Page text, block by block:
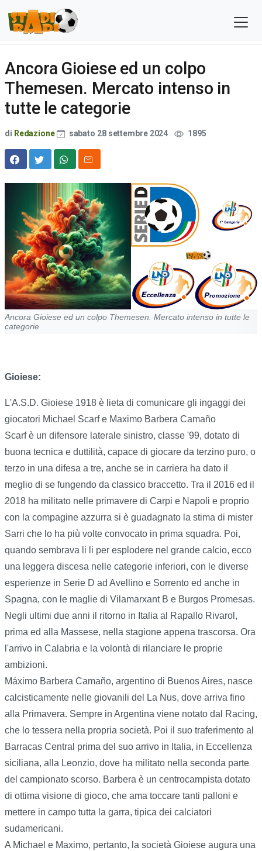
Ancora Gioiese ed un colpo
Themesen. Mercato intenso in
tutte le categorie
di Redazione sabato 28 settembre 2024 1895
Ancora Gioiese ed un colpo Themesen. Mercato intenso in tutte le
categorie
Gioiese:
L'A.S.D. Gioiese 1918 è lieta di comunicare gli ingaggi dei
giocatori Michael Scarf e Maximo Barbera Camaño
Scarf è un difensore laterale sinistro, classe '99, dotato di
buona tecnica e duttilità, capace di giocare da terzino puro, o
terzo in una difesa a tre, anche se in carriera ha dato il
meglio di se fungendo da classico braccetto. Tra il 2016 ed il
2018 ha militato nelle primavere di Carpi e Napoli e proprio
con la compagine azzurra si è guadagnato la stima di mister
Sarri che lo ha più volte convocato in prima squadra. Poi,
quando sembrava li li per esplodere nel grande calcio, ecco
una leggera discesa nelle categorie inferiori, con le diverse
esperienze in Serie D ad Avellino e Sorrento ed anche in
Spagna, con le maglie di Vilamarxant B e Burgos Promesas.
Negli ultimi due anni il ritorno in Italia al Rapallo Rivarol,
prima ed alla Massese, nella stagione appena trascorsa. Ora
l'arrivo in Calabria e la volontà di rilanciare le proprie
ambizioni.
Máximo Barbera Camaño, argentino di Buenos Aires, nasce
calcisticamente nelle giovanili del La Nus, dove arriva fino
alla Primavera. Sempre in Argentina viene notato dal Racing,
che lo tessera nella propria società. Poi il suo traferimento al
Barracas Central prima del suo arrivo in Italia, in Eccellenza
siciliana, alla Leonzio, dove ha militato nella seconda parte
del campionato scorso. Barbera è un centrocampista dotato
di ottima visione di gioco, che ama toccare tanti palloni e
mettere in campo tutta la garra, tipica dei calciatori
sudamericani.
A Michael e Maximo, pertanto, la società Gioiese augura una